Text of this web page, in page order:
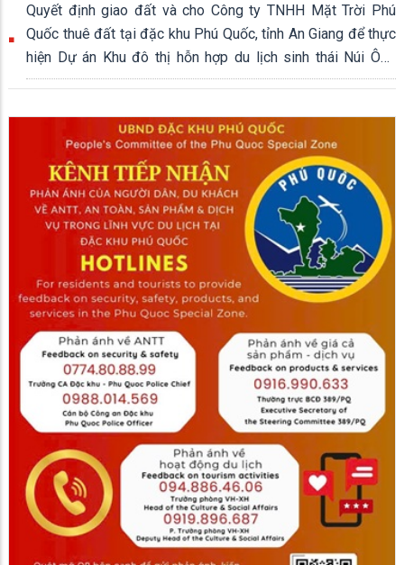
Quyết định giao đất và cho Công ty TNHH Mặt Trời Phú
Quốc thuê đất tại đặc khu Phú Quốc, tỉnh An Giang để thực
hiện Dự án Khu đô thị hỗn hợp du lịch sinh thái Núi Ông
Quán